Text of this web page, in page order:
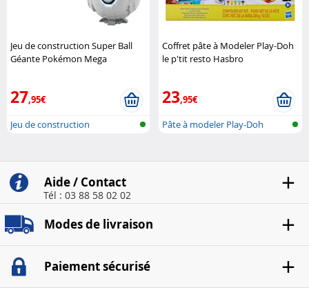
Jeu de construction Super Ball
Géante Pokémon Mega
27,95€
Jeu de construction
Coffret pâte à Modeler Play-Doh
le p'tit resto Hasbro
23,95€
Pâte à modeler Play-Doh
Aide / Contact
Tél : 03 88 58 02 02
Modes de livraison
Paiement sécurisé